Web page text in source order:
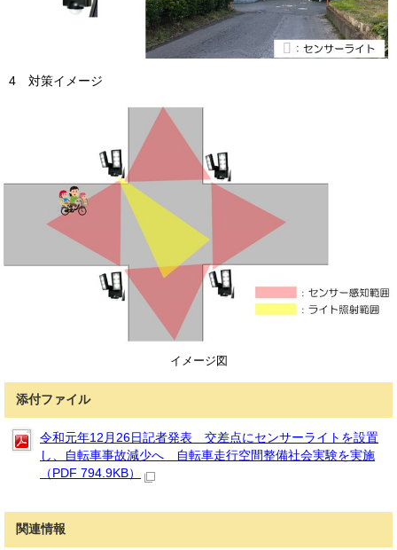
4 対策イメージ
イメージ図
添付ファイル
令和元年12月26日記者発表 交差点にセンサーライトを設置
し、自転車事故減少へ 自転車走行空間整備社会実験を実施
（PDF 794.9KB）
関連情報